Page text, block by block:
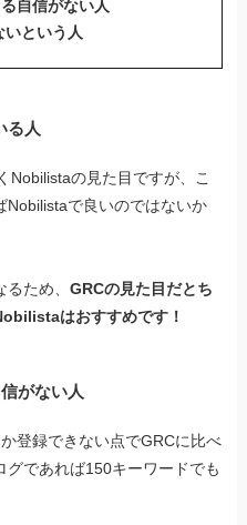
自信がない人
という人
る人
Nobilistaの見た目ですが、こ
Nobilistaで良いのではないか
るため、GRCの見た目だとち
はおすすめです！
がない人
登録できない点でGRCに比べ
であれば150キーワードでも